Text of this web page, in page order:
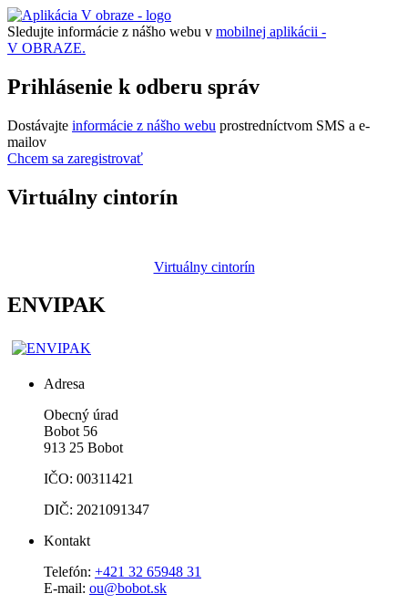
Sledujte informácie z nášho webu v mobilnej aplikácii -
V OBRAZE.
Prihlásenie k odberu správ
Dostávajte informácie z nášho webu prostredníctvom SMS a e-
mailov
Chcem sa zaregistrovať
Virtuálny cintorín
Virtuálny cintorín
ENVIPAK
Adresa
Obecný úrad
Bobot 56
913 25 Bobot
IČO: 00311421
DIČ: 2021091347
Kontakt
Telefón: +421 32 65948 31
E-mail: ou@bobot.sk